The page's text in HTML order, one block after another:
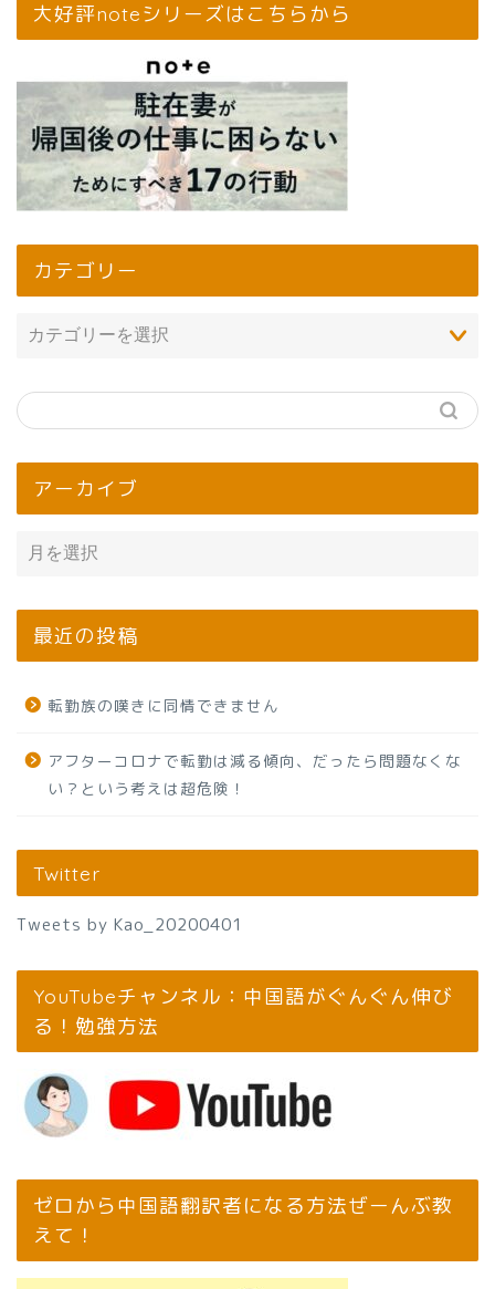
大好評noteシリーズはこちらから
カテゴリー
アーカイブ
最近の投稿
転勤族の嘆きに同情できません
アフターコロナで転勤は減る傾向、だったら問題なくな
い？という考えは超危険！
Twitter
Tweets by Kao_20200401
YouTubeチャンネル：中国語がぐんぐん伸び
る！勉強方法
ゼロから中国語翻訳者になる方法ぜーんぶ教
えて！